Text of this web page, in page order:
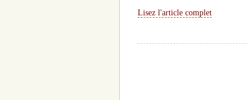
Lisez l'article complet